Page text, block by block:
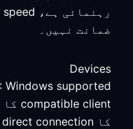
ضمانت نہیں۔
Devices
کا direct connection سے تقابل کریں۔